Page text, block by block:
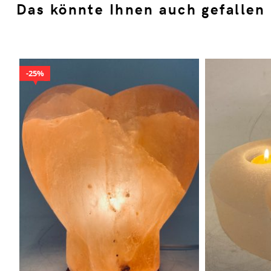
Das könnte Ihnen auch
25%